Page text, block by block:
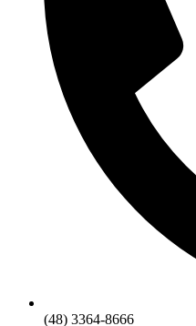
(48) 3364-8666